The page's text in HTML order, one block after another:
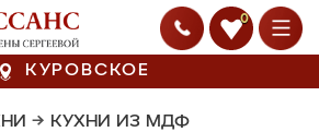
0
КУРОВСКОЕ
→ КУХНИ ИЗ МДФ